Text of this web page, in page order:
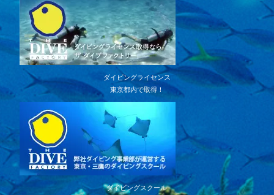
ダイビングライセンス
東京都内で取得！
ダイビングスクール